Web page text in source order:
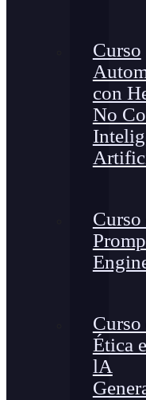
Curso
con
No
Curso
Curso
Ética
lA